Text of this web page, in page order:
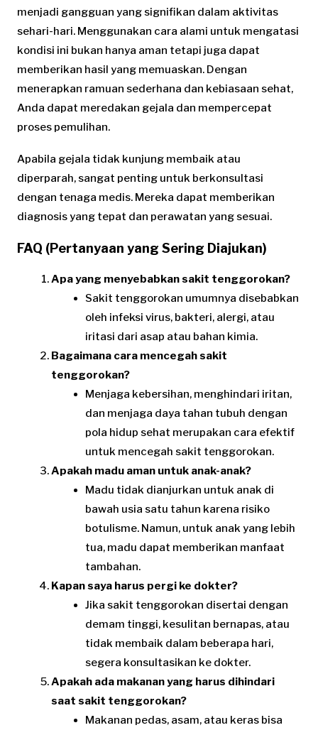
menjadi gangguan yang signifikan dalam aktivitas
sehari-hari. Menggunakan cara alami untuk mengatasi
kondisi ini bukan hanya aman tetapi juga dapat
memberikan hasil yang memuaskan. Dengan
menerapkan ramuan sederhana dan kebiasaan sehat,
Anda dapat meredakan gejala dan mempercepat
proses pemulihan.
Apabila gejala tidak kunjung membaik atau
diperparah, sangat penting untuk berkonsultasi
dengan tenaga medis. Mereka dapat memberikan
diagnosis yang tepat dan perawatan yang sesuai.
FAQ (Pertanyaan yang Sering Diajukan)
Apa yang menyebabkan sakit tenggorokan?
Sakit tenggorokan umumnya disebabkan
oleh infeksi virus, bakteri, alergi, atau
iritasi dari asap atau bahan kimia.
Bagaimana cara mencegah sakit
tenggorokan?
Menjaga kebersihan, menghindari iritan,
dan menjaga daya tahan tubuh dengan
pola hidup sehat merupakan cara efektif
untuk mencegah sakit tenggorokan.
Apakah madu aman untuk anak-anak?
Madu tidak dianjurkan untuk anak di
bawah usia satu tahun karena risiko
botulisme. Namun, untuk anak yang lebih
tua, madu dapat memberikan manfaat
tambahan.
Kapan saya harus pergi ke dokter?
Jika sakit tenggorokan disertai dengan
demam tinggi, kesulitan bernapas, atau
tidak membaik dalam beberapa hari,
segera konsultasikan ke dokter.
Apakah ada makanan yang harus dihindari
saat sakit tenggorokan?
Makanan pedas, asam, atau keras bisa